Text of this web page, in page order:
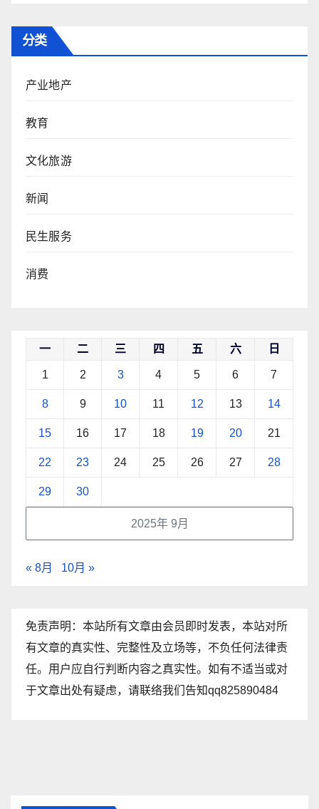
分类
产业地产
教育
文化旅游
新闻
民生服务
消费
2025年 9月
一 二 三 四 五 六 日
1 2 3 4 5 6 7
8 9 10 11 12 13 14
15 16 17 18 19 20 21
22 23 24 25 26 27 28
29 30
« 8月 10月 »
免责声明：本站所有文章由会员即时发表，本站对所
有文章的真实性、完整性及立场等，不负任何法律责
任。用户应自行判断内容之真实性。如有不适当或对
于文章出处有疑虑，请联络我们告知qq825890484